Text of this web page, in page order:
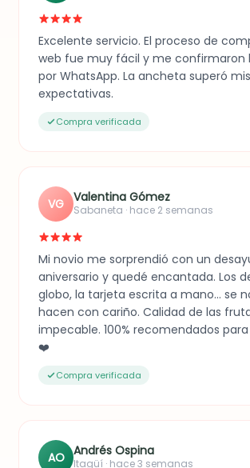
Excelente servicio. El proceso de
web fue muy fácil y me confirmaron
por WhatsApp. La ancheta superó mis
expectativas.
Compra verificada
VG Valentina Gómez
Sabaneta · hace 2 semanas
Mi novio me sorprendió con un
aniversario y quedé encantada. Los
globo, la tarjeta escrita a mano... se
hacen con cariño. Calidad de las
impecable. 100% recomendados
❤️
Compra verificada
AO Andrés Ospina
Itagüí · hace 3 semanas